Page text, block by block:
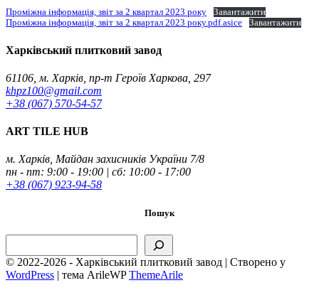
Проміжна інформація, звіт за 2 квартал 2023 року
Завантажити
Проміжна інформація, звіт за 2 квартал 2023 року.pdf.asice
Завантажити
Харківський плитковий завод
61106, м. Харків, пр-т Героїв Харкова, 297
khpz100@gmail.com
+38 (067) 570-54-57
ART TILE HUB
м. Харків, Майдан захисників України 7/8
пн - пт: 9:00 - 19:00 | сб: 10:00 - 17:00
+38 (067) 923-94-58
Пошук
© 2022-2026 - Харківський плитковий завод | Створено у
WordPress | тема ArileWPThemeArile